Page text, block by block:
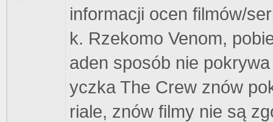
informacji ocen filmów/
k. Rzekomo Venom,
aden sposób nie
yczka The Crew znów
riale, znów filmy nie są